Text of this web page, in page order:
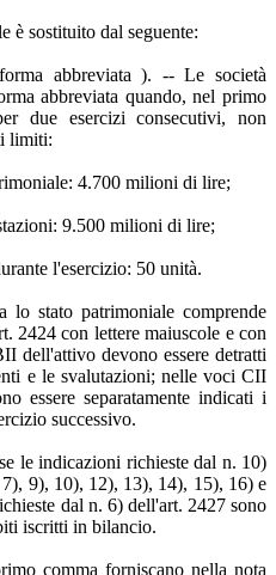
è sostituito dal seguente:
abbreviata ). -- Le società
abbreviata quando, nel primo
due esercizi consecutivi, non
limiti:
4.700 milioni di lire;
9.500 milioni di lire;
l'esercizio: 50 unità.
stato patrimoniale comprende
2424 con lettere maiuscole e con
dell'attivo devono essere detratti
e le svalutazioni; nelle voci CII
essere separatamente indicati i
successivo.
le indicazioni richieste dal n. 10)
9), 10), 12), 13), 14), 15), 16) e
dal n. 6) dell'art. 2427 sono
iscritti in bilancio.
comma forniscano nella nota